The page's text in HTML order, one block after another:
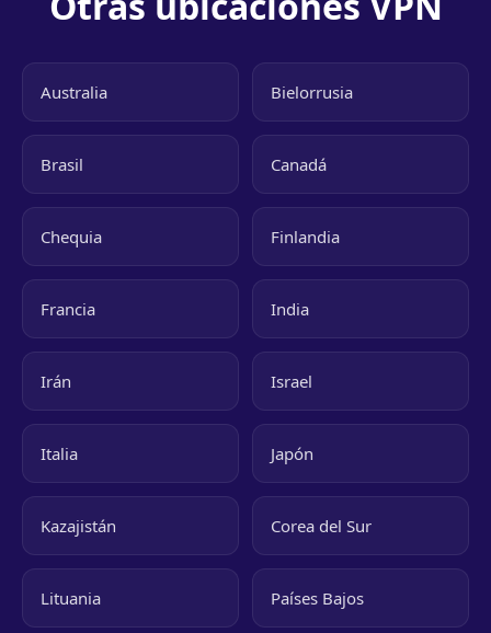
Australia Bielorrusia
Brasil Canadá
Chequia Finlandia
Francia India
Irán Israel
Italia Japón
Kazajistán Corea del Sur
Lituania Países Bajos